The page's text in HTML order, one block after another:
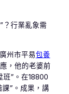
？行業亂象需
州市平易包養
應，他的老婆前
班”。在18800
”。成果，講